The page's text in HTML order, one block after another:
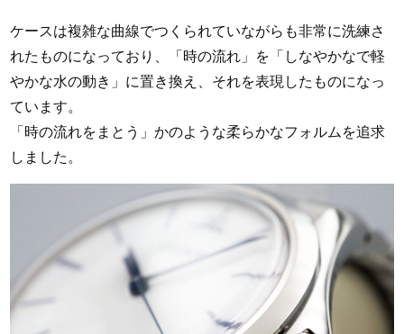
ケースは複雑な曲線でつくられていながらも非常に洗練さ
れたものになっており、「時の流れ」を「しなやかなで軽
やかな水の動き」に置き換え、それを表現したものになっ
ています。
「時の流れをまとう」かのような柔らかなフォルムを追求
しました。